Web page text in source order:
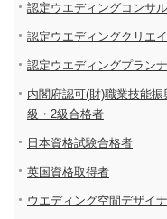
認定ウエディングコンサ
認定ウエディングクリエ
認定ウエディングプラン
内閣府認可(財)職業技能
級・2級合格者
日本資格試験合格者
英国資格取得者
ウエディング空間デザイ